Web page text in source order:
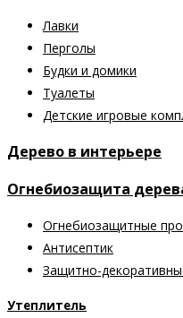
Лавки
Перголы
Будки и домики
Туалеты
Детские игровые
Дерево в интерьере
Огнебиозащита
Огнебиозащитные
Антисептик
Защитно-
Утеплитель